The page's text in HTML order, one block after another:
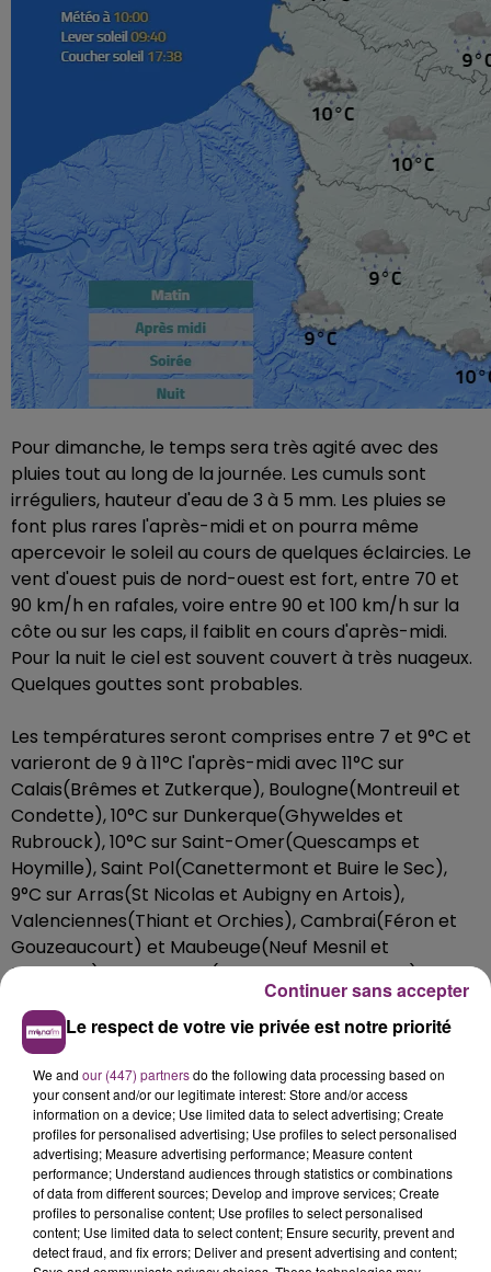
Pour dimanche, le temps sera très agité avec des
pluies tout au long de la journée. Les cumuls sont
irréguliers, hauteur d'eau de 3 à 5 mm. Les pluies se
font plus rares l'après-midi et on pourra même
apercevoir le soleil au cours de quelques éclaircies. Le
vent d'ouest puis de nord-ouest est fort, entre 70 et
90 km/h en rafales, voire entre 90 et 100 km/h sur la
côte ou sur les caps, il faiblit en cours d'après-midi.
Pour la nuit le ciel est souvent couvert à très nuageux.
Quelques gouttes sont probables.
Les températures seront comprises entre 7 et 9°C et
varieront de 9 à 11°C l'après-midi avec 11°C sur
Calais(Brêmes et Zutkerque), Boulogne(Montreuil et
Condette), 10°C sur Dunkerque(Ghyweldes et
Rubrouck), 10°C sur Saint-Omer(Quescamps et
Hoymille), Saint Pol(Canettermont et Buire le Sec),
9°C sur Arras(St Nicolas et Aubigny en Artois),
Valenciennes(Thiant et Orchies), Cambrai(Féron et
Gouzeaucourt) et Maubeuge(Neuf Mesnil et
Haumont), 10°C sur Lille(Lannoy et Lambersart) et
Lens(Provin et Barlin). 10°C sur Amiens, 7°C Menin.
Le respect de votre vie privée est notre priorité
We and our (447) partnersdo the following data processing based on
your consent and/or our legitimate interest: Store and/or access
information on a device; Use limited data to select advertising; Create
profiles for personalised advertising; Use profiles to select personalised
advertising; Measure advertising performance; Measure content
performance; Understand audiences through statistics or combinations
of data from different sources; Develop and improve services; Create
profiles to personalise content; Use profiles to select personalised
content; Use limited data to select content; Ensure security, prevent and
detect fraud, and fix errors; Deliver and present advertising and content;
Continuer sans accepter